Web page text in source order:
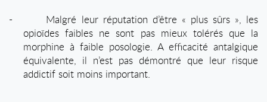
-
Malgré leur réputation d’être « plus sûrs », les
opioïdes faibles ne sont pas mieux tolérés que la
morphine à faible posologie. A efficacité antalgique
équivalente, il n’est pas démontré que leur risque
addictif soit moins important.